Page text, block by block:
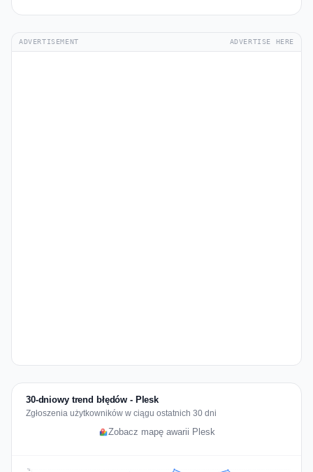
ADVERTISEMENT ADVERTISE HERE
30-dniowy trend błędów - Plesk
Zgłoszenia użytkowników w ciągu ostatnich 30 dni
Zobacz mapę awarii Plesk
74